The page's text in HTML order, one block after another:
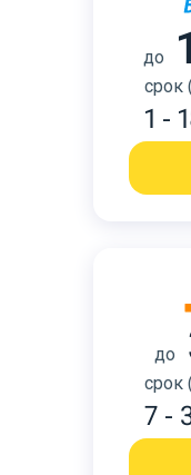
до
срок
1 -
до
срок
7 -